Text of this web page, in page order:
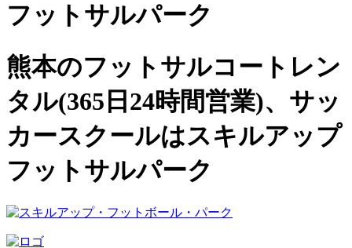
フットサルパーク
熊本のフットサルコートレン
タル(365日24時間営業)、サッ
カースクールはスキルアップ
フットサルパーク